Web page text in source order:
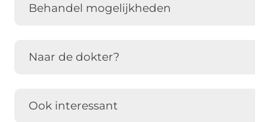
Behandel mogelijkheden
Naar de dokter?
Ook interessant